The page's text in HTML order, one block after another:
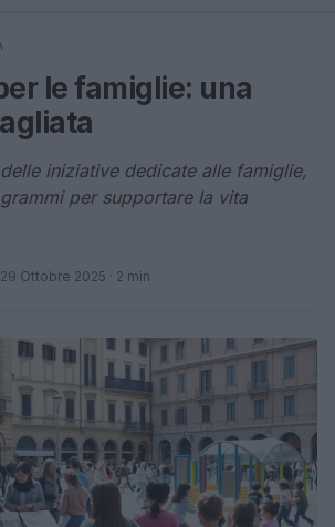
le famiglie: una
iniziative dedicate alle famiglie,
per supportare la vita
29 Ottobre 2025 · 2 min